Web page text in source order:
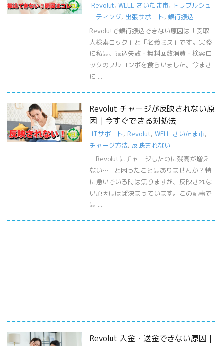
Revolut, WELL さいたま市, トラブルシュ
ーティング, 出張サポート, 銀行振込
Revolutで銀行振込できない原因は「受取
人検索ロック」と「名義ミス」です。実際
に私は、振込失敗・無料回数消費・検索ロ
ックのフルコンボを食らいました。今まさ
に ...
Revolut チャージが反映されない原
因｜今すぐできる対処法
ITサポート, Revolut, WELL さいたま市,
チャージ方法, 反映されない
「Revolutにチャージしたのに残高が増え
ない…」と困ったことはありませんか？特
に急いでいる時は焦りますが、反映されな
い原因はほぼ決まっています。この記事で
は ...
Revolut 入金・送金できない原因｜